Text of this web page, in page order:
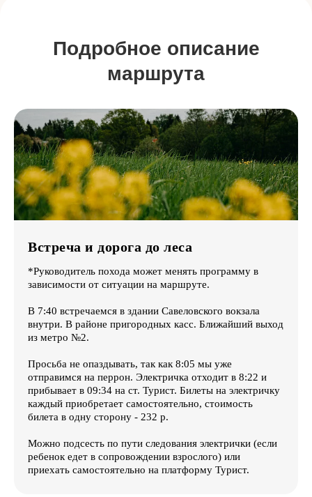
Подробное описание
маршрута
Встреча и дорога до леса
*Руководитель похода может менять программу в
зависимости от ситуации на маршруте.
В 7:40 встречаемся в здании Савеловского вокзала
внутри. В районе пригородных касс. Ближайший выход
из метро №2.
Просьба не опаздывать, так как 8:05 мы уже
отправимся на перрон. Электричка отходит в 8:22 и
прибывает в 09:34 на ст. Турист. Билеты на электричку
каждый приобретает самостоятельно, стоимость
билета в одну сторону - 232 р.
Можно подсесть по пути следования электрички (если
ребенок едет в сопровождении взрослого) или
приехать самостоятельно на платформу Турист.